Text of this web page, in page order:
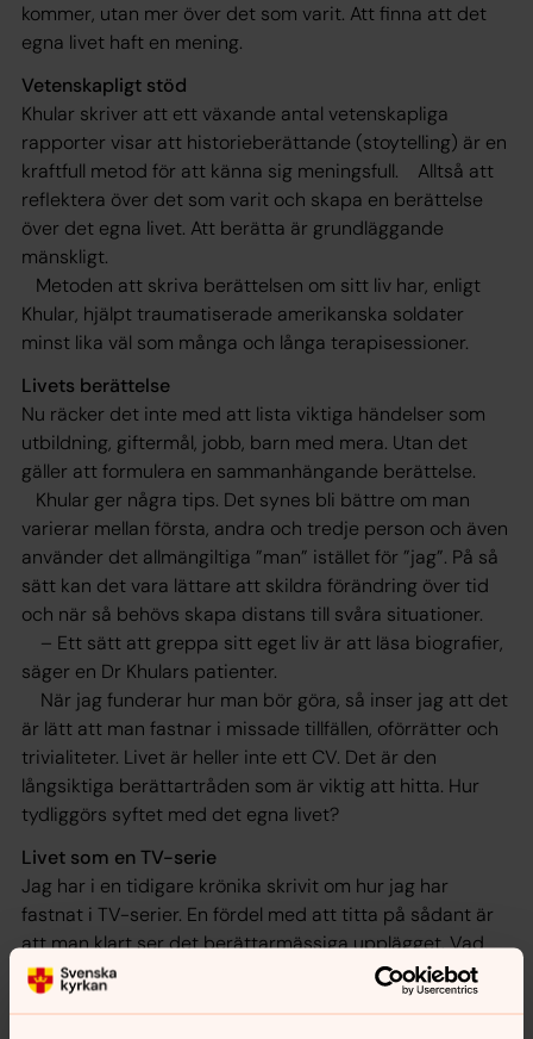
kommer, utan mer över det som varit. Att finna att det
egna livet haft en mening.
Vetenskapligt stöd
Khular skriver att ett växande antal vetenskapliga
rapporter visar att historieberättande (stoytelling) är en
kraftfull metod för att känna sig meningsfull. Alltså att
reflektera över det som varit och skapa en berättelse
över det egna livet. Att berätta är grundläggande
mänskligt.
Metoden att skriva berättelsen om sitt liv har, enligt
Khular, hjälpt traumatiserade amerikanska soldater
minst lika väl som många och långa terapisessioner.
Livets berättelse
Nu räcker det inte med att lista viktiga händelser som
utbildning, giftermål, jobb, barn med mera. Utan det
gäller att formulera en sammanhängande berättelse.
Khular ger några tips. Det synes bli bättre om man
varierar mellan första, andra och tredje person och även
använder det allmängiltiga ”man” istället för ”jag”. På så
sätt kan det vara lättare att skildra förändring över tid
och när så behövs skapa distans till svåra situationer.
– Ett sätt att greppa sitt eget liv är att läsa biografier,
säger en Dr Khulars patienter.
När jag funderar hur man bör göra, så inser jag att det
är lätt att man fastnar i missade tillfällen, oförrätter och
trivialiteter. Livet är heller inte ett CV. Det är den
långsiktiga berättartråden som är viktig att hitta. Hur
tydliggörs syftet med det egna livet?
Livet som en TV-serie
Jag har i en tidigare krönika skrivit om hur jag har
fastnat i TV-serier. En fördel med att titta på sådant är
att man klart ser det berättarmässiga upplägget. Vad
utgör framåtrörelsen? Vad var den drivande konflikten?
Viktiga personer? Miljön? Den långsiktiga